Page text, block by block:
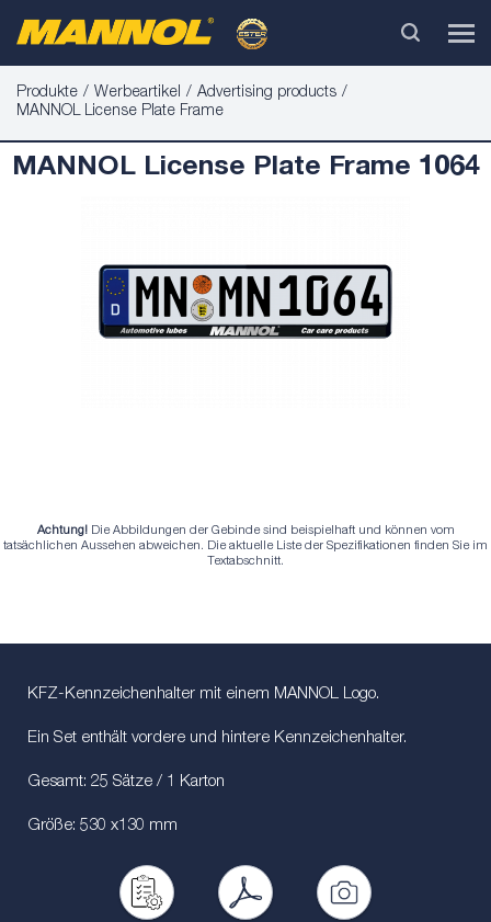
Produkte Werbeartikel
Advertising products
MANNOL License Plate Frame
MANNOL License Plate Frame 1064
Achtung! Die Abbildungen der Gebinde sind beispielhaft und können vom
tatsächlichen Aussehen abweichen. Die aktuelle Liste der Spezifikationen finden Sie im
Textabschnitt.
KFZ-Kennzeichenhalter mit einem MANNOL Logo.
Ein Set enthält vordere und hintere Kennzeichenhalter.
Gesamt: 25 Sätze / 1 Karton
Größe: 530 x130 mm